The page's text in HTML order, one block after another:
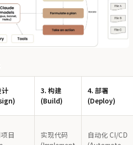
计
3. 构建
(Build)
4. 部署
(Deploy)
目
实现代码
自动化 CI/CD